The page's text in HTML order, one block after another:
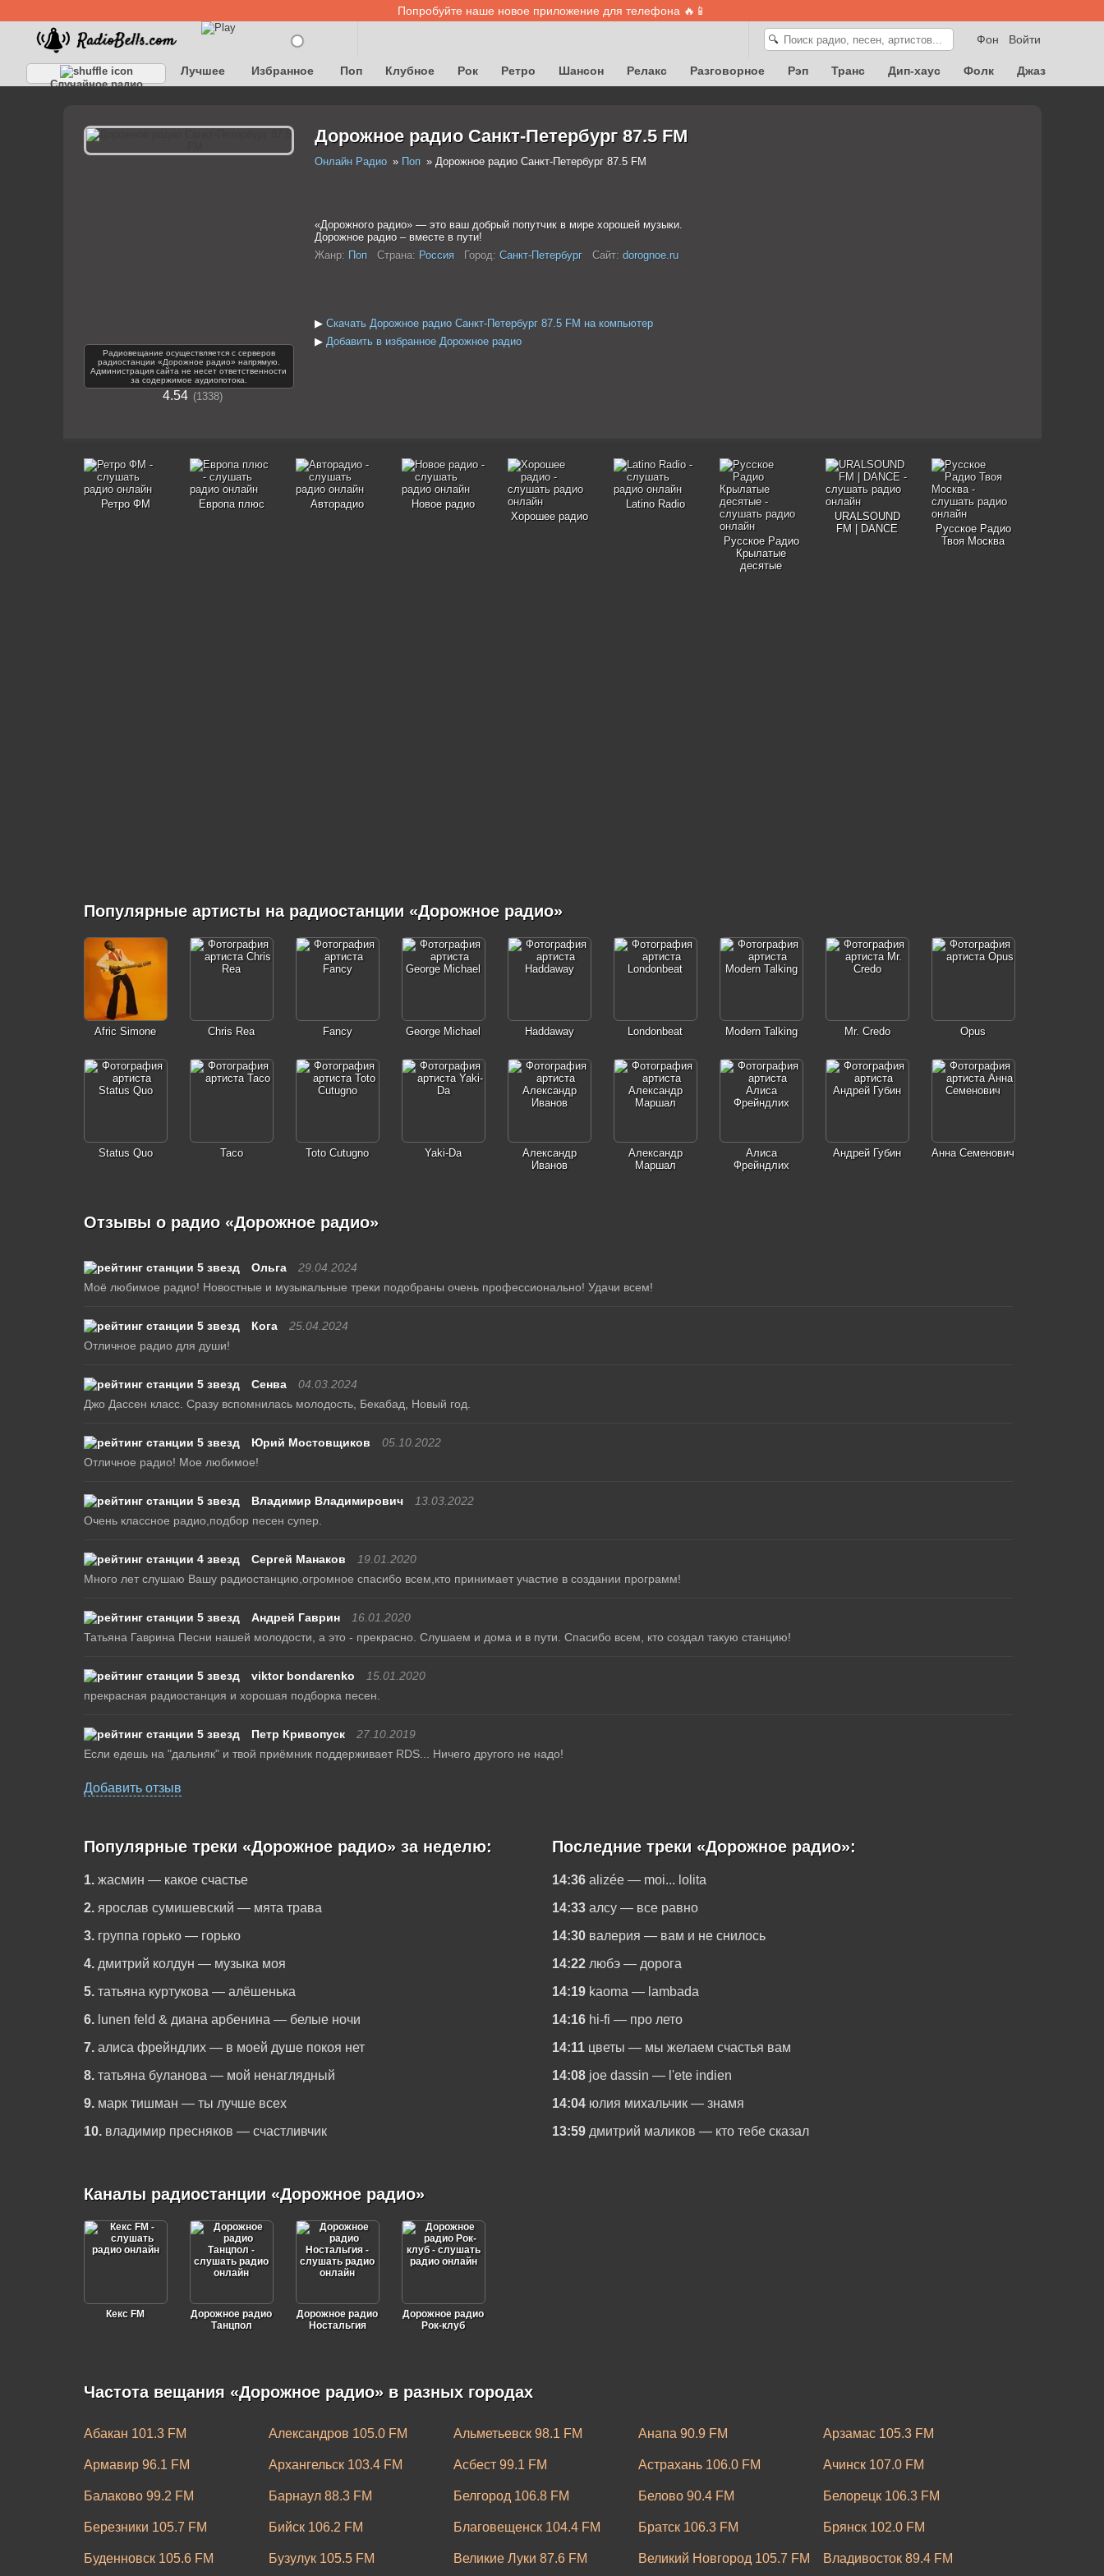
Попробуйте наше новое приложение для телефона 🔥📱
Войти
Фон
🔍
Случайное радио
Лучшее Избранное Поп Клубное Рок Ретро Шансон Релакс Разговорное Рэп Транс Дип-хаус Фолк
Джаз
Радиовещание осуществляется с серверов
радиостанции «Дорожное радио» напрямую.
Администрация сайта не несет ответственности
за содержимое аудиопотока.
4.54 1338
Дорожное радио Санкт-Петербург 87.5 FM
Онлайн Радио Поп Дорожное радио Санкт-Петербург 87.5 FM
«Дорожного радио» — это ваш добрый попутчик в мире хорошей музыки.
Дорожное радио – вместе в пути!
Жанр: Поп Страна: Россия Город: Санкт-Петербург Сайт: dorognoe.ru
▶ Скачать Дорожное радио Санкт-Петербург 87.5 FM на компьютер
▶ Добавить в избранное Дорожное радио
Ретро ФМ Европа плюс Авторадио
Новое радио
Хорошее радио
Latino Radio
Русское Радио
Крылатые
десятые
URALSOUND
FM | DANCE
Русское Радио
Твоя Москва
Популярные артисты на радиостанции «Дорожное радио»
Afric Simone Chris Rea Fancy George Michael Haddaway Londonbeat Modern Talking Mr. Credo Opus
Status Quo Taco Toto Cutugno Yaki-Da
Александр
Иванов
Александр
Маршал
Алиса
Фрейндлих
Андрей Губин Анна Семенович
Отзывы о радио «Дорожное радио»
Ольга
29.04.2024
Моё любимое радио! Новостные и музыкальные треки подобраны очень профессионально! Удачи всем!
Кога
25.04.2024
Отличное радио для души!
Сенва
04.03.2024
Джо Дассен класс. Сразу вспомнилась молодость, Бекабад, Новый год.
Юрий Мостовщиков
05.10.2022
Отличное радио! Мое любимое!
Владимир Владимирович
13.03.2022
Очень классное радио,подбор песен супер.
Сергей Манаков
19.01.2020
Много лет слушаю Вашу радиостанцию,огромное спасибо всем,кто принимает участие в создании программ!
Андрей Гаврин
16.01.2020
Татьяна Гаврина Песни нашей молодости, а это - прекрасно. Слушаем и дома и в пути. Спасибо всем, кто создал такую станцию!
viktor bondarenko
15.01.2020
прекрасная радиостанция и хорошая подборка песен.
Петр Кривопуск
27.10.2019
Если едешь на "дальняк" и твой приёмник поддерживает RDS... Ничего другого не надо!
Добавить отзыв
Популярные треки «Дорожное радио» за неделю:
1. жасмин — какое счастье
2. ярослав сумишевский — мята трава
3. группа горько — горько
4. дмитрий колдун — музыка моя
5. татьяна куртукова — алёшенька
6. lunen feld & диана арбенина — белые ночи
7. алиса фрейндлих — в моей душе покоя нет
8. татьяна буланова — мой ненаглядный
9. марк тишман — ты лучше всех
10. владимир пресняков — счастливчик
Последние треки «Дорожное радио»:
14:36 alizée — moi... lolita
14:33 алсу — все равно
14:30 валерия — вам и не снилось
14:22 любэ — дорога
14:19 kaoma — lambada
14:16 hi-fi — про лето
14:11 цветы — мы желаем счастья вам
14:08 joe dassin — l'ete indien
14:04 юлия михальчик — знамя
13:59 дмитрий маликов — кто тебе сказал
Каналы радиостанции «Дорожное радио»
Кекс FM
Дорожное радио
Танцпол
Дорожное радио
Ностальгия
Дорожное радио
Рок-клуб
Частота вещания «Дорожное радио» в разных городах
Абакан 101.3 FM Александров 105.0 FM Альметьевск 98.1 FM Анапа 90.9 FM Арзамас 105.3 FM
Армавир 96.1 FM Архангельск 103.4 FM Асбест 99.1 FM Астрахань 106.0 FM Ачинск 107.0 FM
Балаково 99.2 FM Барнаул 88.3 FM Белгород 106.8 FM Белово 90.4 FM Белорецк 106.3 FM
Березники 105.7 FM Бийск 106.2 FM Благовещенск 104.4 FM Братск 106.3 FM Брянск 102.0 FM
Буденновск 105.6 FM Бузулук 105.5 FM Великие Луки 87.6 FM Великий Новгород 105.7 FM Владивосток 89.4 FM